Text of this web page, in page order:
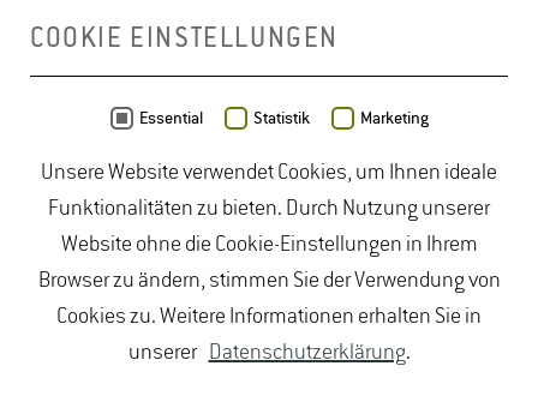
OpenStreetMap- Veröffentlicht unterODbL
duales Studium Gartenbau| Gartenbau Studium|
Lebensmittelrecht Studium|Lebensmittelsicherheit
Studium| Naturschutz Studium|Oenologie
Studium| Studiengang Logistik|Studiengänge
Lebensmittel |Studiengänge Natur| Studiengänge
COOKIE EINSTELLUNGEN
Essential Statistik Marketing
Unsere Website verwendet Cookies, um Ihnen ideale
Funktionalitäten zu bieten. Durch Nutzung unserer
Website ohne die Cookie-Einstellungen in Ihrem
Browser zu ändern, stimmen Sie der Verwendung von
Cookies zu. Weitere Informationen erhalten Sie in
unserer Datenschutzerklärung.